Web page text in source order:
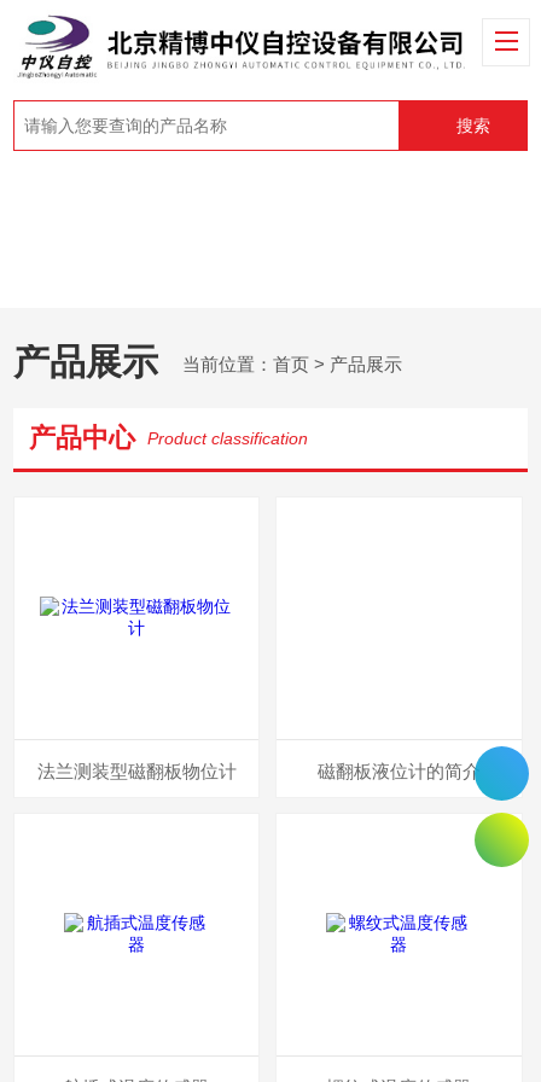
搜索
产品展示 当前位置：首页 > 产品展示
产品中心 Product classification
法兰测装型磁翻板物位计 磁翻板液位计的简介